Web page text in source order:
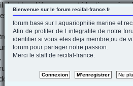
Bienvenue sur le forum recifal-france.fr
forum base sur l aquariophilie marine et
Afin de profiter de l integralite de notre
identifier si vous etes deja membre,ou de
forum pour partager notre passion.
Merci le staff de recifal-france.
dont les défenses sont identiques à
difficiles à guérir et dont les recettes
vert, pommades diverses,
et inflammations extremement
de médecins avec leurs tests et
(cellules urticantes à venin),